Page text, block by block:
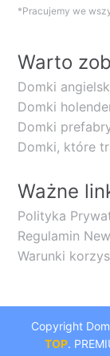
*Pracujemy we
Warto
Domki
Domki
Domki
Domki, które
Ważne
Polityka
Regulamin
Warunki
Copyright
TOP.